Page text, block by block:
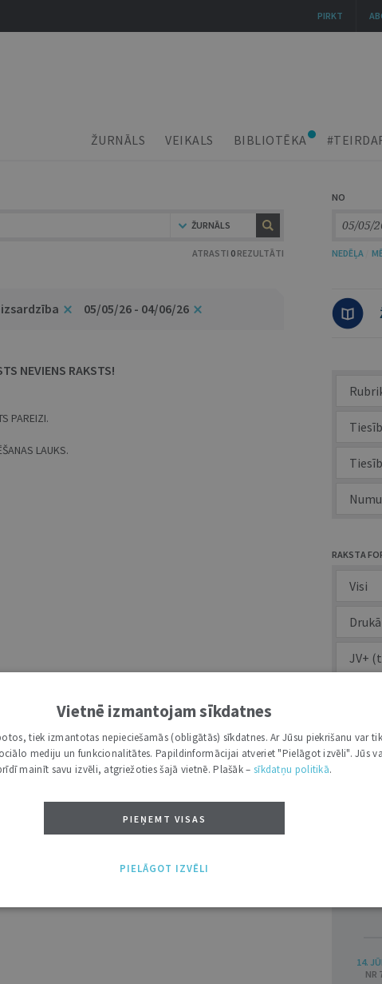
ŽURNĀLS VEIKALS BIBLIOTĒKA
ŽURNĀLS
ATRASTI 0 REZULTĀTI
NO
NEDĒĻA
05/05/26 - 04/06/26
NEVIENS RAKSTS!
PAREIZI.
LAUKS.
RAKSTA
Visi
JV+
14.
NR
PIRKT
Vietnē izmantojam sīkdatnes
tiek izmantotas nepieciešamās (obligātās) sīkdatnes. Ar Jūsu piekrišanu var
mediju un funkcionalitātes. Papildinformācijai atveriet "Pielāgot izvēli". Jūs
mainīt savu izvēli, atgriežoties šajā vietnē. Plašāk – sīkdatņu politikā.
PIEŅEMT VISAS
PIELĀGOT IZVĒLI